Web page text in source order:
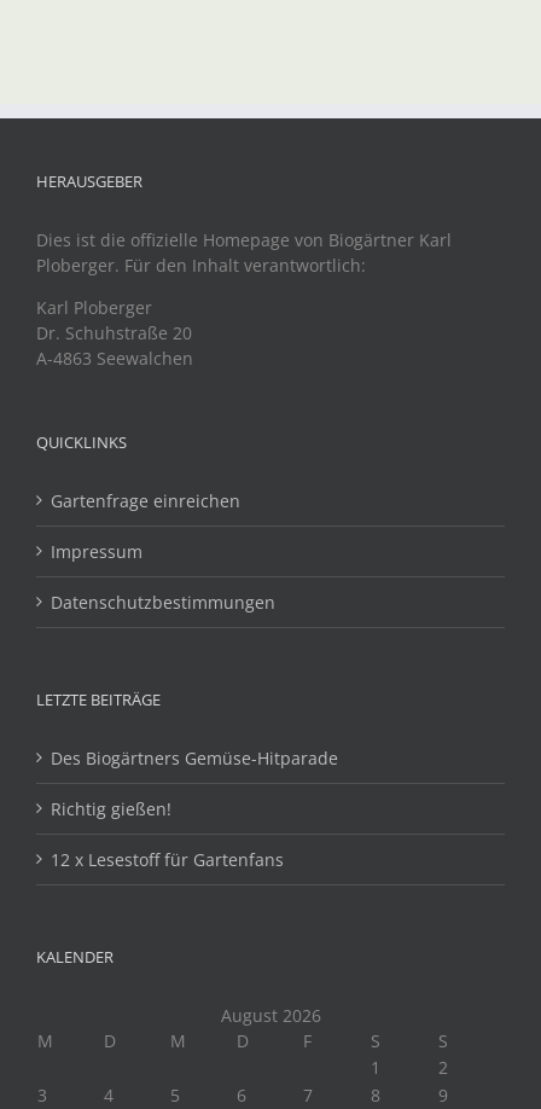
HERAUSGEBER
Dies ist die offizielle Homepage von Biogärtner Karl
Ploberger. Für den Inhalt verantwortlich:
Karl Ploberger
Dr. Schuhstraße 20
A-4863 Seewalchen
QUICKLINKS
Gartenfrage einreichen
Impressum
Datenschutzbestimmungen
LETZTE BEITRÄGE
Des Biogärtners Gemüse-Hitparade
Richtig gießen!
12 x Lesestoff für Gartenfans
KALENDER
August 2026
M
D M D F S
S
1
2
3
4 5 6 7 8 9